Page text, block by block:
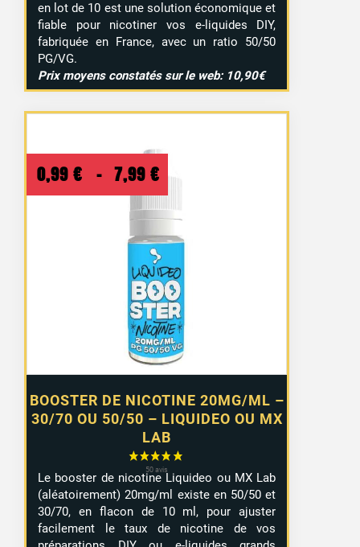
en lot de 10 est une solution économique et
fiable pour nicotiner vos e-liquides DIY,
fabriquée en France, avec un ratio 50/50
PG/VG.
Prix moyens constatés sur le web: 10,90€
BOOSTER DE NICOTINE 20MG/ML –
30/70 OU 50/50 – LIQUIDEO OU MX
LAB
0,99 € – 7,99 € Plage
de
prix :
0,99 €
à
7,99 €
Le booster de nicotine Liquideo ou MX Lab
(aléatoirement) 20mg/ml existe en 50/50 et
30/70, en flacon de 10 ml, pour ajuster
facilement le taux de nicotine de vos